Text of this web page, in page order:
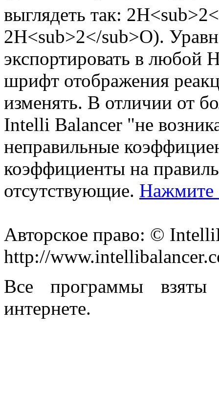
выглядеть так:
2H<sub>2</sub>O).
экспортировать в любой
шрифт отображения
изменять. В отличии от
Intelli Balancer "не
неправильные
коэффициенты на
отсутствующие.
Авторское право: ©
http://
Все программы
интернете.